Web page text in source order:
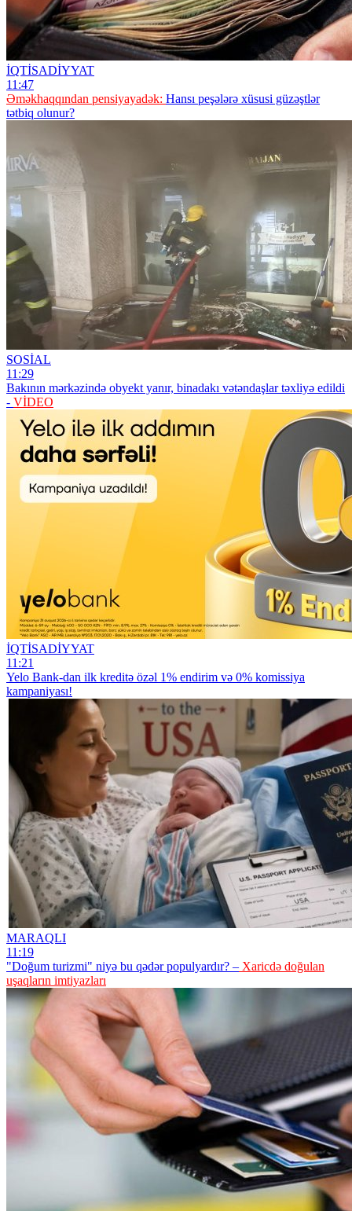
İQTİSADİYYAT
11:47
Əməkhaqqından pensiyayadək: Hansı peşələrə xüsusi güzəştlər
tətbiq olunur?
SOSİAL
11:29
Bakının mərkəzində obyekt yanır, binadakı vətəndaşlar təxliyə edildi
- VİDEO
İQTİSADİYYAT
11:21
Yelo Bank-dan ilk kreditə özəl 1% endirim və 0% komissiya
kampaniyası!
MARAQLI
11:19
"Doğum turizmi" niyə bu qədər populyardır? – Xaricdə doğulan
uşaqların imtiyazları